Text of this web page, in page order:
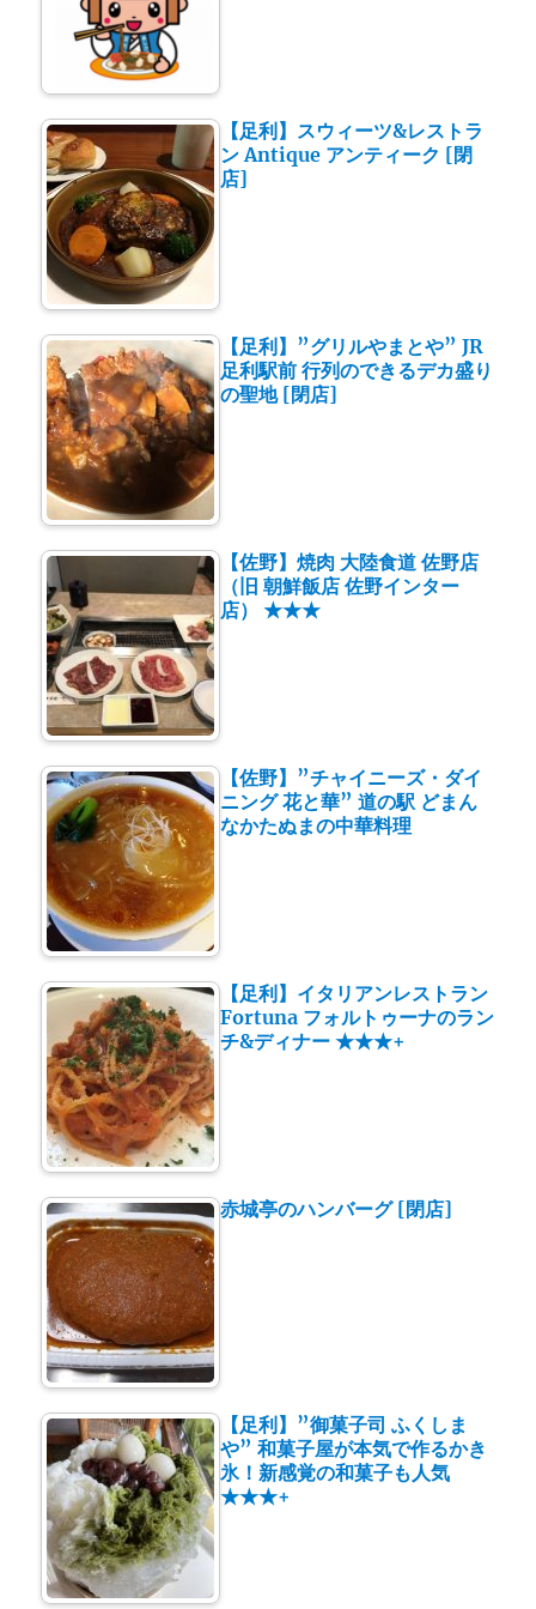
【足利】スウィーツ&レストラ
ン Antique アンティーク [閉
店]
【足利】”グリルやまとや” JR
足利駅前 行列のできるデカ盛り
の聖地 [閉店]
【佐野】焼肉 大陸食道 佐野店
（旧 朝鮮飯店 佐野インター
店） ★★★
【佐野】”チャイニーズ・ダイ
ニング 花と華” 道の駅 どまん
なかたぬまの中華料理
【足利】イタリアンレストラン
Fortuna フォルトゥーナのラン
チ&ディナー ★★★+
赤城亭のハンバーグ [閉店]
【足利】”御菓子司 ふくしま
や” 和菓子屋が本気で作るかき
氷！新感覚の和菓子も人気
★★★+